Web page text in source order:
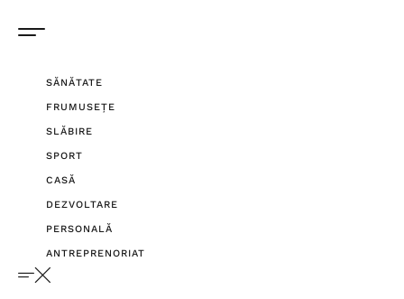
SĂNĂTATE
FRUMUSEȚE
SLĂBIRE
SPORT
CASĂ
DEZVOLTARE
PERSONALĂ
ANTREPRENORIAT